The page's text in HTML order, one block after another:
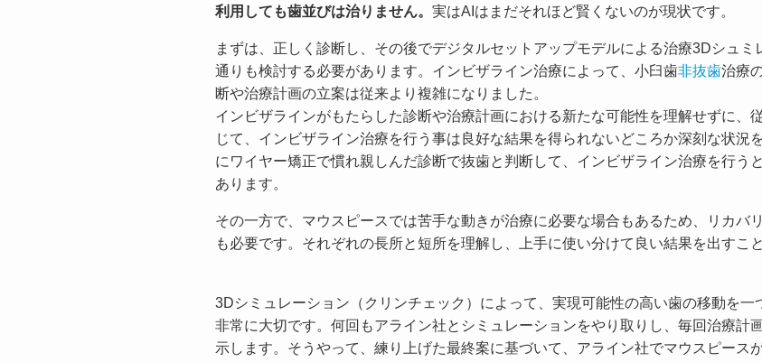
利用しても歯並びは治りません。 実はAIはまだそれほど賢くないのが現状です。
まずは、正しく診断し、その後でデジタルセットアップモデルによる治療3Dシュ
通りも検討する必要があります。インビザライン治療によって、小臼歯非抜歯治療
断や治療計画の立案は従来より複雑になりました。
インビザラインがもたらした診断や治療計画における新たな可能性を理解せずに、
じて、インビザライン治療を行う事は良好な結果を得られないどころか深刻な状況
にワイヤー矯正で慣れ親しんだ診断で抜歯と判断して、インビザライン治療を行う
あります。
その一方で、マウスピースでは苦手な動きが治療に必要な場合もあるため、リカバ
も必要です。それぞれの長所と短所を理解し、上手に使い分けて良い結果を出すこ
3Dシミュレーション（クリンチェック）によって、実現可能性の高い歯の移動を
非常に大切です。何回もアライン社とシミュレーションをやり取りし、毎回治療計
示します。そうやって、練り上げた最終案に基づいて、アライン社でマウスピース